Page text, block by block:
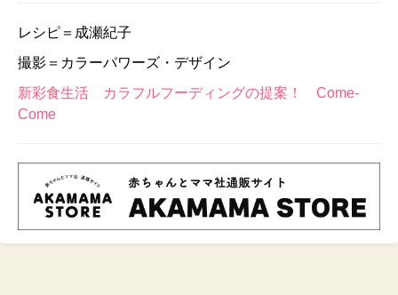
レシピ＝成瀬紀子
撮影＝カラーパワーズ・デザイン
新彩食生活 カラフルフーディングの提案！ Come-
Come